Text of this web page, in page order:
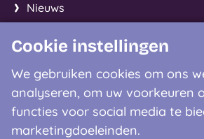
Cookie instellingen
We gebruiken cookies om ons
analyseren, om uw voorkeuren
functies voor social media te
marketingdoeleinden.
Nieuws
Contactgegevens